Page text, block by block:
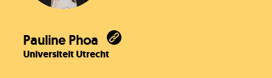
Pauline Phoa
Universiteit Utrecht
Onze organisatie
KH Kids